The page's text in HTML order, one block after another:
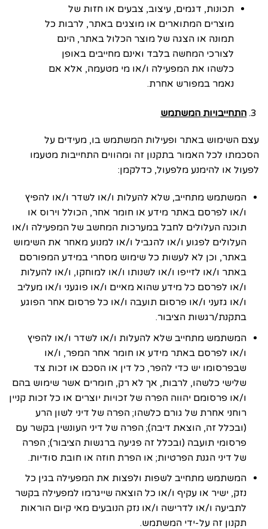
תכונות, דגמים, עיצוב, צבעים או חזות של
מוצרים המתוארים או מוצגים באתר, לרבות כל
תמונה או הצגה של מוצר הכלול באתר, הינם
לצורכי המחשה בלבד ואינם מחייבים באופן
כלשהו את המפעילה ו/או מי מטעמה, אלא אם
נאמר במפורש אחרת.
התחייבויות המשתמש
עצם השימוש באתר ופעילות המשתמש בו, מעידים על
הסכמתו לכל האמור בתקנון זה ומהווים התחייבות מטעמו
לפעול או להימנע מלפעול, כדלקמן:
המשתמש מתחייב, שלא להעלות ו/או לשדר ו/או להפיץ
ו/או לפרסם באתר מידע או חומר אחר, הכולל וירוס או
תוכנה העלולים לחבל במערכות המחשב של המפעילה ו/או
העלולים לפגוע ו/או להגביל ו/או למנוע מאחר את השימוש
באתר, וכן לא לעשות כל שימוש מסחרי במידע המפורסם
באתר ו/או לזייפו ו/או לשנותו ו/או למוחקו, ו/או להעלות
ו/או לפרסם כל מידע שהוא מאיים ו/או פוגעני ו/או מעליב
ו/או גזעני ו/או פרסום תועבה ו/או כל פרסום אחר הפוגע
בתקנת/רגשות הציבור.
המשתמש מתחייב שלא להעלות ו/או לשדר ו/או להפיץ
ו/או לפרסם באתר מידע או חומר אחר המפר, ו/או
שבפרסומו יש כדי להפר, כל דין או הסכם או זכות צד
שלישי כלשהו, לרבות, אך לא רק, חומרים אשר שימוש בהם
ו/או פרסומם יהווה הפרה של זכויות יוצרים או כל זכות קניין
רוחני אחרת של גורם כלשהו; הפרה של דיני לשון הרע
(ובכלל זה, הוצאת דיבה); הפרה של דיני העונשין בקשר עם
פרסומי תועבה (ובכלל זה פגיעה ברגשות הציבור); הפרה
של דיני הגנת הפרטיות; או הפרת חוזה או חובת סודיות.
המשתמש מתחייב לשפות ולפצות את המפעילה בגין כל
נזק, ישיר או עקיף ו/או כל הוצאה שייגרמו למפעילה בקשר
לתביעה ו/או לדרישה ו/או נזק הנובעים מאי קיום הוראות
תקנון זה על-ידי המשתמש.